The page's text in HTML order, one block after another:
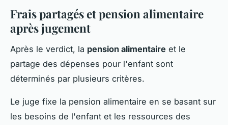
Frais partagés et pension alimentaire
après jugement
Après le verdict, la pension alimentaire et le
partage des dépenses pour l'enfant sont
déterminés par plusieurs critères.
Le juge fixe la pension alimentaire en se basant sur
les besoins de l'enfant et les ressources des